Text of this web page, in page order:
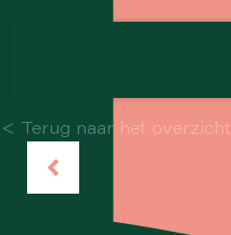
< Terug naar het overzicht